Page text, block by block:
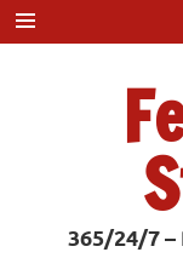
Zum
Inhalt
springen
365/24/7 –